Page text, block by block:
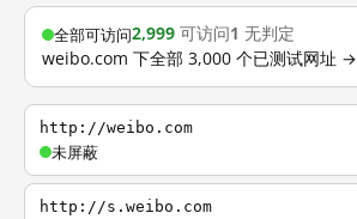
全部可访问2,999 可访问1 无判定
weibo.com 下全部 3,000 个已测试网址 →
http://weibo.com
未屏蔽
http://s.weibo.com